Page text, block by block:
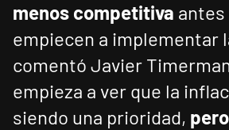
menos competitiva antes
empiecen a implementar
comentó Javier
empieza a ver que la
siendo una prioridad,